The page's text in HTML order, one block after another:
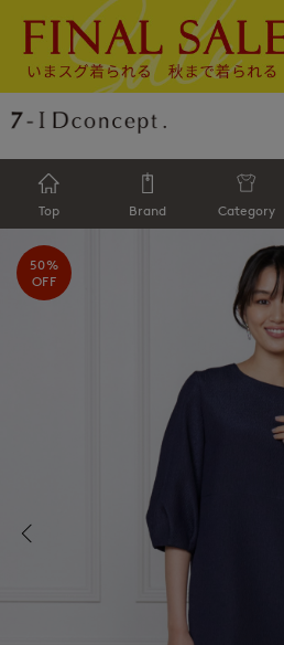
Top Brand Category
50%
OFF